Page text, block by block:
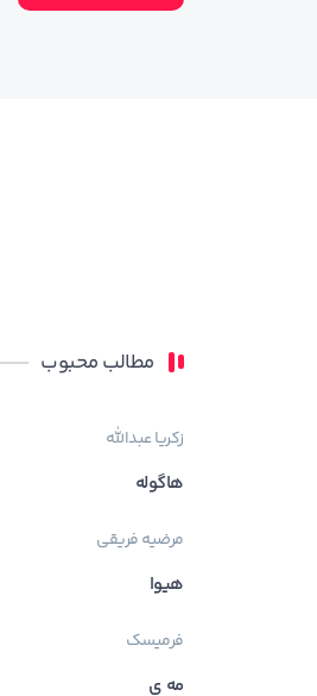
مطالب محبوب
زکریا عبدالله
هاگوله
مرضیه فریقی
هیوا
فرمیسک
مه ی